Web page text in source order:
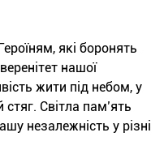
які боронять
нашої
жити під небом, у
Світла пам’ять
незалежність у різні